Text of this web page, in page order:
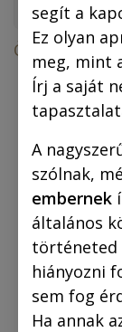
Összes
segít a
Ez olyan
meg, mint
Írj a saját
A
szólnak,
embernek
általános
történeted
hiányozni
sem fog
Ha annak